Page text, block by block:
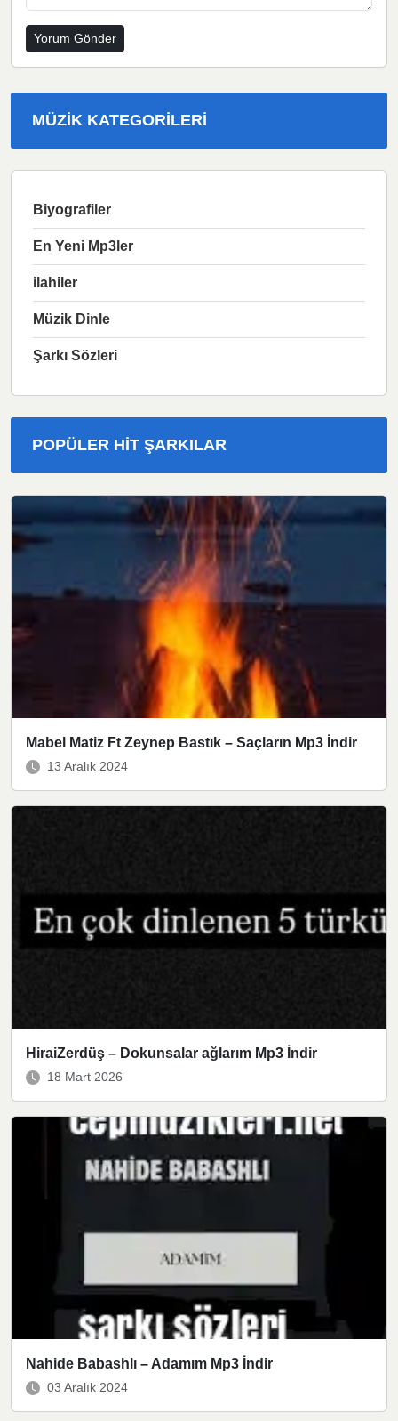
MÜZIK KATEGORILERI
Biyografiler
En Yeni Mp3ler
ilahiler
Müzik Dinle
Şarkı Sözleri
POPÜLER HIT ŞARKILAR
Mabel Matiz Ft Zeynep Bastık – Saçların Mp3 İndir
13 Aralık 2024
HiraiZerdüş – Dokunsalar ağlarım Mp3 İndir
18 Mart 2026
Nahide Babashlı – Adamım Mp3 İndir
03 Aralık 2024